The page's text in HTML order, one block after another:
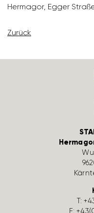
Hermagor, Egger
Zurück
T:
F: